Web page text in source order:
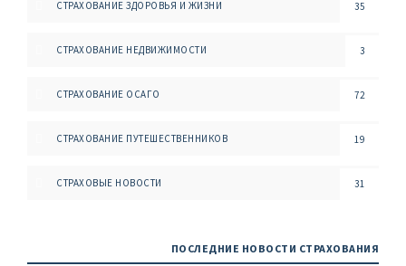
СТРАХОВАНИЕ ЗДОРОВЬЯ И ЖИЗНИ 35
СТРАХОВАНИЕ НЕДВИЖИМОСТИ 3
СТРАХОВАНИЕ ОСАГО 72
СТРАХОВАНИЕ ПУТЕШЕСТВЕННИКОВ 19
СТРАХОВЫЕ НОВОСТИ 31
ПОСЛЕДНИЕ НОВОСТИ СТРАХОВАНИЯ